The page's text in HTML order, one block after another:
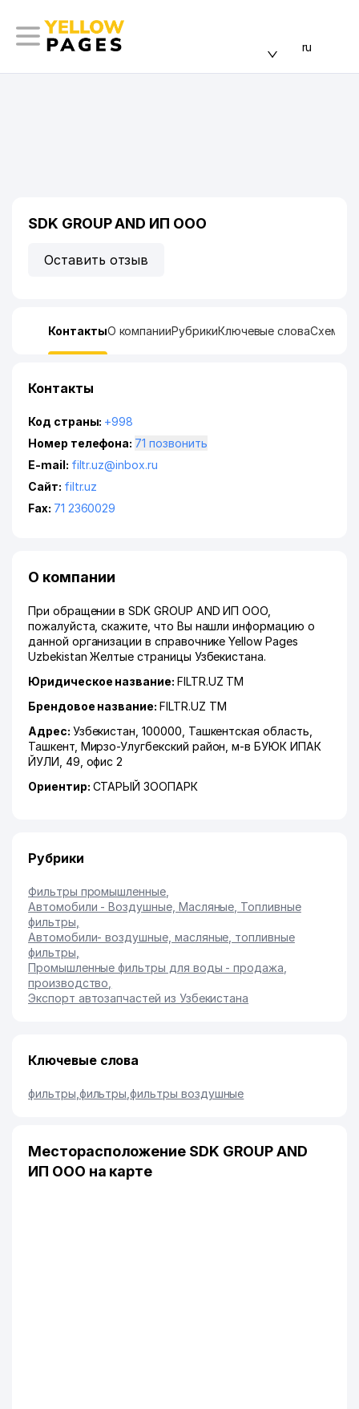
ru
SDK GROUP AND ИП ООО
Оставить отзыв
КонтактыО компанииРубрикиКлючевые словаСхема
Контакты
Код страны: +998
Номер телефона:
71 позвонить
E-mail: filtr.uz@inbox.ru
Сайт: filtr.uz
Fax: 71 2360029
О компании
При обращении в SDK GROUP AND ИП ООО,
пожалуйста, скажите, что Вы нашли информацию о
данной организации в справочнике Yellow Pages
Uzbekistan Желтые страницы Узбекистана.
Юридическое название: FILTR.UZ ТМ
Брендовое название: FILTR.UZ ТМ
Адрес: Узбекистан, 100000, Ташкентская область
Ташкент, Мирзо-Улугбекский район ,м-в БУЮК ИПАК
ЙУЛИ , 49, офис 2
Ориентир: СТАРЫЙ ЗООПАРК
Рубрики
Фильтры промышленные
Автомобили - Воздушные, Масляные, Топливные
фильтры
Автомобили- воздушные, масляные, топливные
фильтры
Промышленные фильтры для воды - продажа,
производство
Экспорт автозапчастей из Узбекистана
Ключевые слова
фильтры фильтры ,фильтры воздушные
Месторасположение SDK GROUP AND
ИП ООО на карте